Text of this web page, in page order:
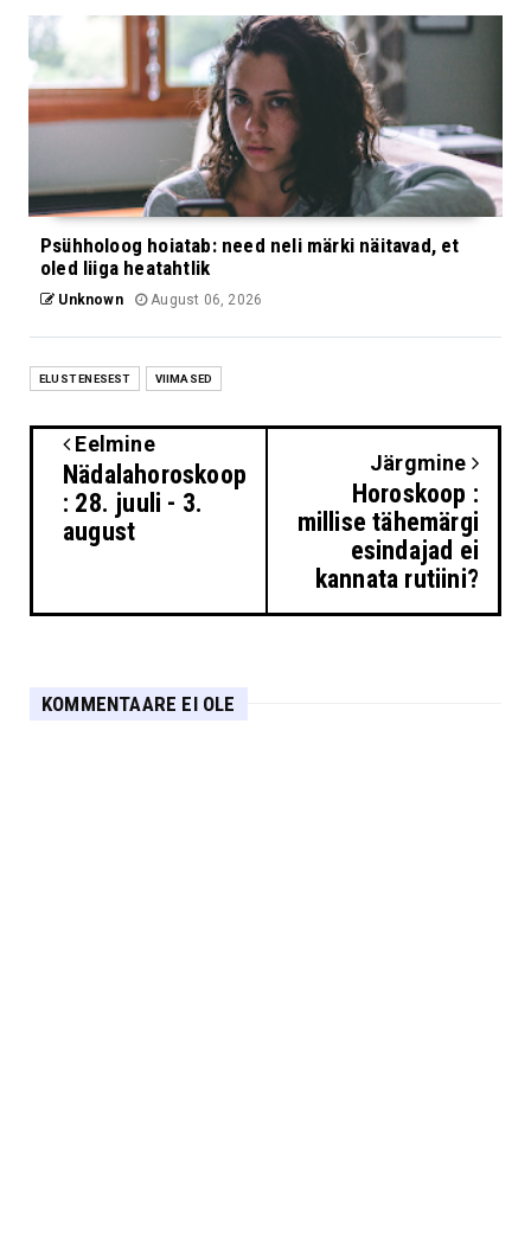
Psühholoog hoiatab: need neli märki näitavad, et
oled liiga heatahtlik
Unknown August 06, 2026
ELUST ENESEST VIIMASED
Eelmine
Nädalahoroskoop
: 28. juuli - 3.
august
Järgmine
Horoskoop :
millise tähemärgi
esindajad ei
kannata rutiini?
KOMMENTAARE EI OLE